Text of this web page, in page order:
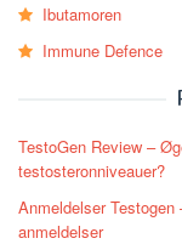
Ibutamoren
Immune Defence
TestoGen Review –
testosteronniveauer?
Anmeldelser
anmeldelser